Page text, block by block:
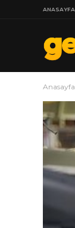
ANASAYFA
Anasayfa